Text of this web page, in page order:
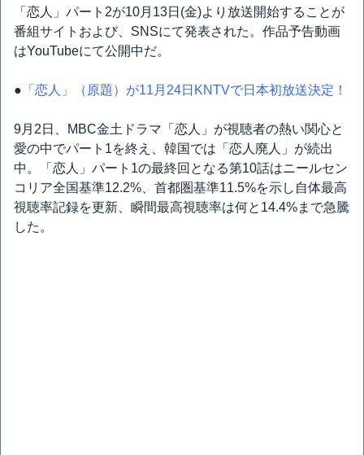
「恋人」パート2が10月13日(金)より放送開始することが
番組サイトおよび、SNSにて発表された。作品予告動画
はYouTubeにて公開中だ。
● 「恋人」（原題）が11月24日KNTVで日本初放送決定！
9月2日、MBC金土ドラマ「恋人」が視聴者の熱い関心と
愛の中でパート1を終え、韓国では「恋人廃人」が続出
中。「恋人」パート1の最終回となる第10話はニールセン
コリア全国基準12.2%、首都圏基準11.5%を示し自体最高
視聴率記録を更新、瞬間最高視聴率は何と14.4%まで急騰
した。